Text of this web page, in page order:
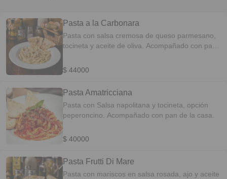
Pasta a la Carbonara
Pasta con salsa cremosa de queso parmesano,
tocineta y aceite de oliva. Acompañado con pan
$ 44000
Pasta Amatricciana
Pasta con Salsa napolitana y tocineta, opción
peperoncino. Acompañado con pan de la casa.
$ 40000
Pasta Frutti Di Mare
Pasta con mariscos en salsa rosada, ajo y aceite